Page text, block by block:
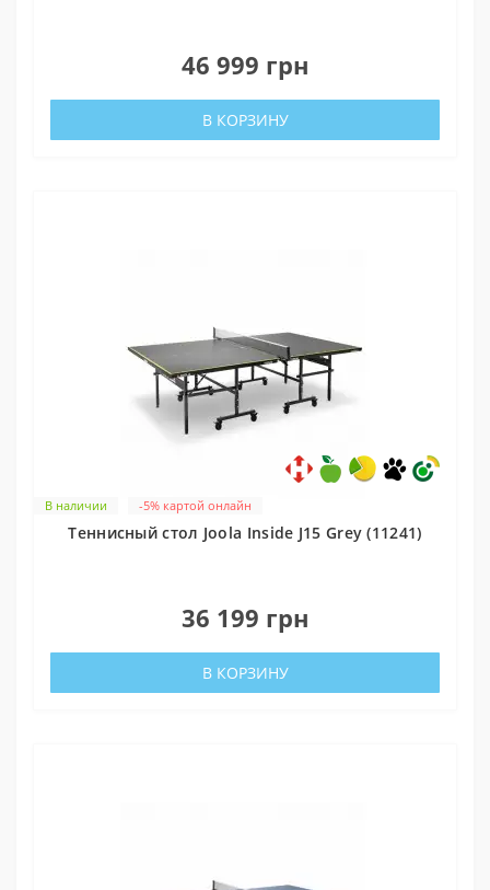
46 999 грн
В КОРЗИНУ
В наличии -5% картой онлайн
Теннисный стол Joola Inside J15 Grey (11241)
36 199 грн
В КОРЗИНУ